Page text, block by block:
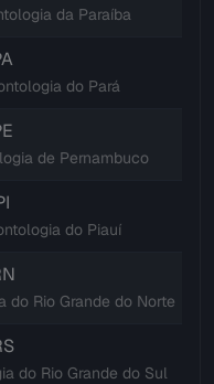
da Paraíba
do Pará
de Pernambuco
do Piauí
do Rio Grande do Norte
do Rio Grande do Sul